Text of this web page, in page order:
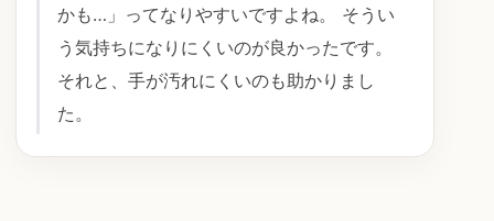
かも…」ってなりやすいですよね。 そうい
う気持ちになりにくいのが良かったです。
それと、手が汚れにくいのも助かりまし
た。